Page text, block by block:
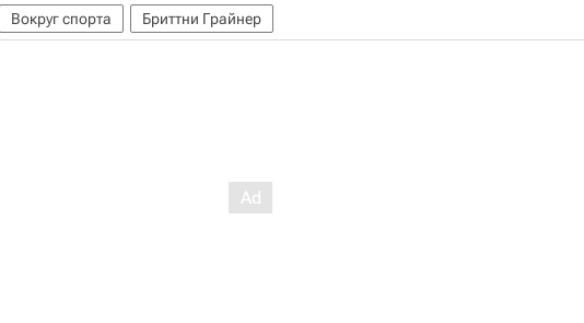
Вокруг спорта Бриттни Грайнер